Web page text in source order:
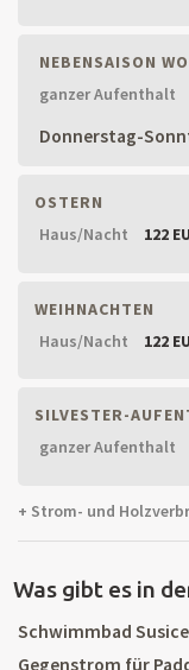
NEBENSAISON
ganzer Aufenthalt
Donnerstag-
OSTERN
Haus/Nacht
122
WEIHNACHTEN
Haus/Nacht
122
SILVESTER-
ganzer Aufenthalt
+ Strom- und
Was gibt es in
Schwimmbad
Gegenstrom für